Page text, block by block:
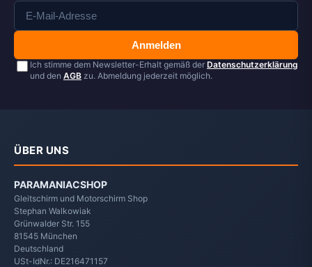
Anmelden
Ich stimme dem Newsletter-Erhalt gemäß der Datenschutzerklärung
und den AGB zu. Abmeldung jederzeit möglich.
ÜBER UNS
PARAMANIACSHOP
Gleitschirm und Motorschirm Shop
Stephan Walkowiak
Grünwalder Str. 155
81545 München
Deutschland
USt-IdNr.: DE216471157